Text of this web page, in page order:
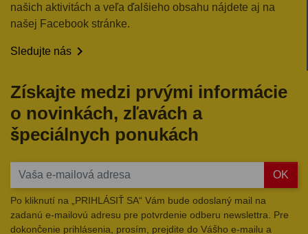
našich aktivitách a veľa ďalšieho obsahu nájdete aj na
našej Facebook stránke.
Sledujte nás 
Získajte medzi prvými informácie
o novinkách, zľavách a
špeciálnych ponukách
OK
Po kliknutí na „PRIHLÁSIŤ SA“ Vám bude odoslaný mail na
zadanú e-mailovú adresu pre potvrdenie odberu newslettra. Pre
dokončenie prihlásenia, prosím, prejdite do Vášho e-mailu a